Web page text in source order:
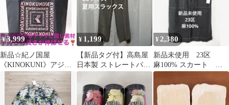
¥3,999
新品☆紀ノ国屋
《KINOKUNI》アジャ
スタブルストラップ
《グレー×ピンク！》
¥ 1,199
【新品タグ付】高島屋
日本製 ストレートパン
ツ ウエスト脇ゴム ゆっ
たり グレー
¥ 2,380
新品未使用 23区
麻100% スカート
黒 ブラック 定価
19800円